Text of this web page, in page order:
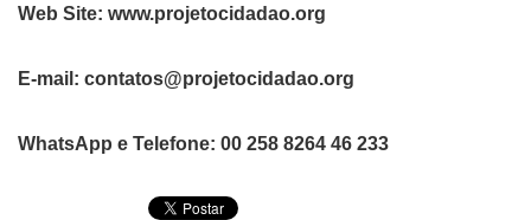
Web Site: www.projetocidadao.org
E-mail: contatos@projetocidadao.org
WhatsApp e Telefone: 00 258 8264 46 233